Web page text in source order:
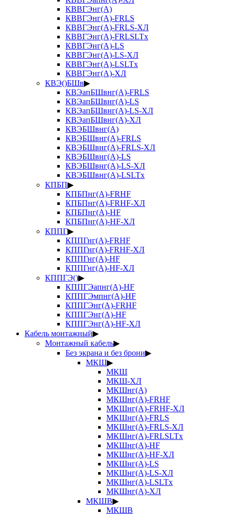
КВВГЭнг(А)
КВВГЭнг(А)-FRLS
КВВГЭнг(А)-FRLS-ХЛ
КВВГЭнг(А)-FRLSLTx
КВВГЭнг(А)-LS
КВВГЭнг(А)-LS-ХЛ
КВВГЭнг(А)-LSLTx
КВВГЭнг(А)-ХЛ
КВЭ()БШв▶
КВЭапБШвнг(А)-FRLS
КВЭапБШвнг(А)-LS
КВЭапБШвнг(А)-LS-ХЛ
КВЭапБШвнг(А)-ХЛ
КВЭБШвнг(А)
КВЭБШвнг(А)-FRLS
КВЭБШвнг(А)-FRLS-ХЛ
КВЭБШвнг(А)-LS
КВЭБШвнг(А)-LS-ХЛ
КВЭБШвнг(А)-LSLTx
КПБП▶
КПБПнг(А)-FRHF
КПБПнг(А)-FRHF-ХЛ
КПБПнг(А)-HF
КПБПнг(А)-HF-ХЛ
КППГ▶
КППГнг(А)-FRHF
КППГнг(А)-FRHF-ХЛ
КППГнг(А)-HF
КППГнг(А)-HF-ХЛ
КППГЭ()▶
КППГЭапнг(А)-HF
КППГЭмпнг(А)-HF
КППГЭнг(А)-FRHF
КППГЭнг(А)-HF
КППГЭнг(А)-HF-ХЛ
Кабель монтажный▶
Монтажный кабель▶
Без экрана и без брони▶
МКШ▶
МКШ
МКШ-ХЛ
МКШнг(А)
МКШнг(А)-FRHF
МКШнг(А)-FRHF-ХЛ
МКШнг(А)-FRLS
МКШнг(А)-FRLS-ХЛ
МКШнг(А)-FRLSLTx
МКШнг(А)-HF
МКШнг(А)-HF-ХЛ
МКШнг(А)-LS
МКШнг(А)-LS-ХЛ
МКШнг(А)-LSLTx
МКШнг(А)-ХЛ
МКШВ▶
МКШВ